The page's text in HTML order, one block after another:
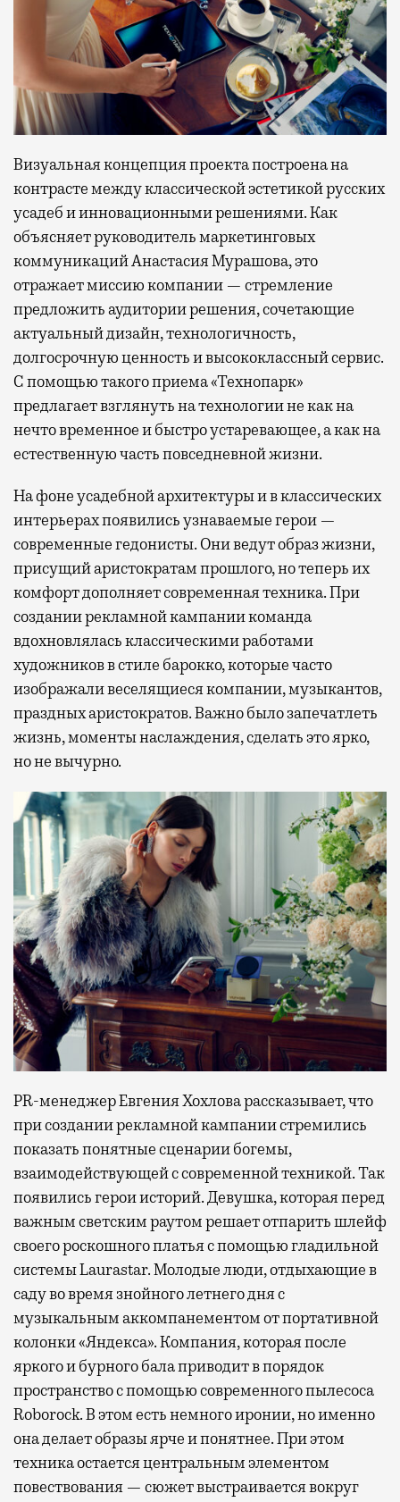
Визуальная концепция проекта построена на
контрасте между классической эстетикой русских
усадеб и инновационными решениями. Как
объясняет руководитель маркетинговых
коммуникаций Анастасия Мурашова, это
отражает миссию компании — стремление
предложить аудитории решения, сочетающие
актуальный дизайн, технологичность,
долгосрочную ценность и высококлассный сервис.
С помощью такого приема «Технопарк»
предлагает взглянуть на технологии не как на
нечто временное и быстро устаревающее, а как на
естественную часть повседневной жизни.
На фоне усадебной архитектуры и в классических
интерьерах появились узнаваемые герои —
современные гедонисты. Они ведут образ жизни,
присущий аристократам прошлого, но теперь их
комфорт дополняет современная техника. При
создании рекламной кампании команда
вдохновлялась классическими работами
художников в стиле барокко, которые часто
изображали веселящиеся компании, музыкантов,
праздных аристократов. Важно было запечатлеть
жизнь, моменты наслаждения, сделать это ярко,
но не вычурно.
PR-менеджер Евгения Хохлова рассказывает, что
при создании рекламной кампании стремились
показать понятные сценарии богемы,
взаимодействующей с современной техникой. Так
появились герои историй. Девушка, которая перед
важным светским раутом решает отпарить шлейф
своего роскошного платья с помощью гладильной
системы Laurastar. Молодые люди, отдыхающие в
саду во время знойного летнего дня с
музыкальным аккомпанементом от портативной
колонки «Яндекса». Компания, которая после
яркого и бурного бала приводит в порядок
пространство с помощью современного пылесоса
Roborock. В этом есть немного иронии, но именно
она делает образы ярче и понятнее. При этом
техника остается центральным элементом
повествования — сюжет выстраивается вокруг